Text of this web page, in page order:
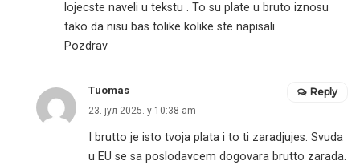
lojecste naveli u tekstu . To su plate u bruto iznosu
tako da nisu bas tolike kolike ste napisali.
Pozdrav
Tuomas
23. јул 2025. у 10:38 am
I brutto je isto tvoja plata i to ti zaradjujes. Svuda
u EU se sa poslodavcem dogovara brutto zarada.
Reply